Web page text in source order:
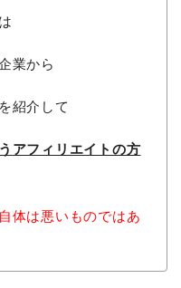
業から
紹介して
アフィリエイトの方
体は悪いものではあ